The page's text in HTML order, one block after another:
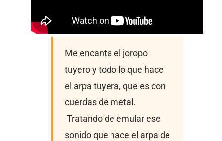
Me encanta el joropo
tuyero y todo lo que hace
el arpa tuyera, que es con
cuerdas de metal.
Tratando de emular ese
sonido que hace el arpa de